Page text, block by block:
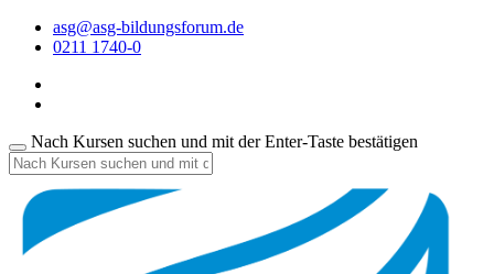
asg@asg-bildungsforum.de
0211 1740-0
Nach Kursen suchen und mit der Enter-Taste bestätigen